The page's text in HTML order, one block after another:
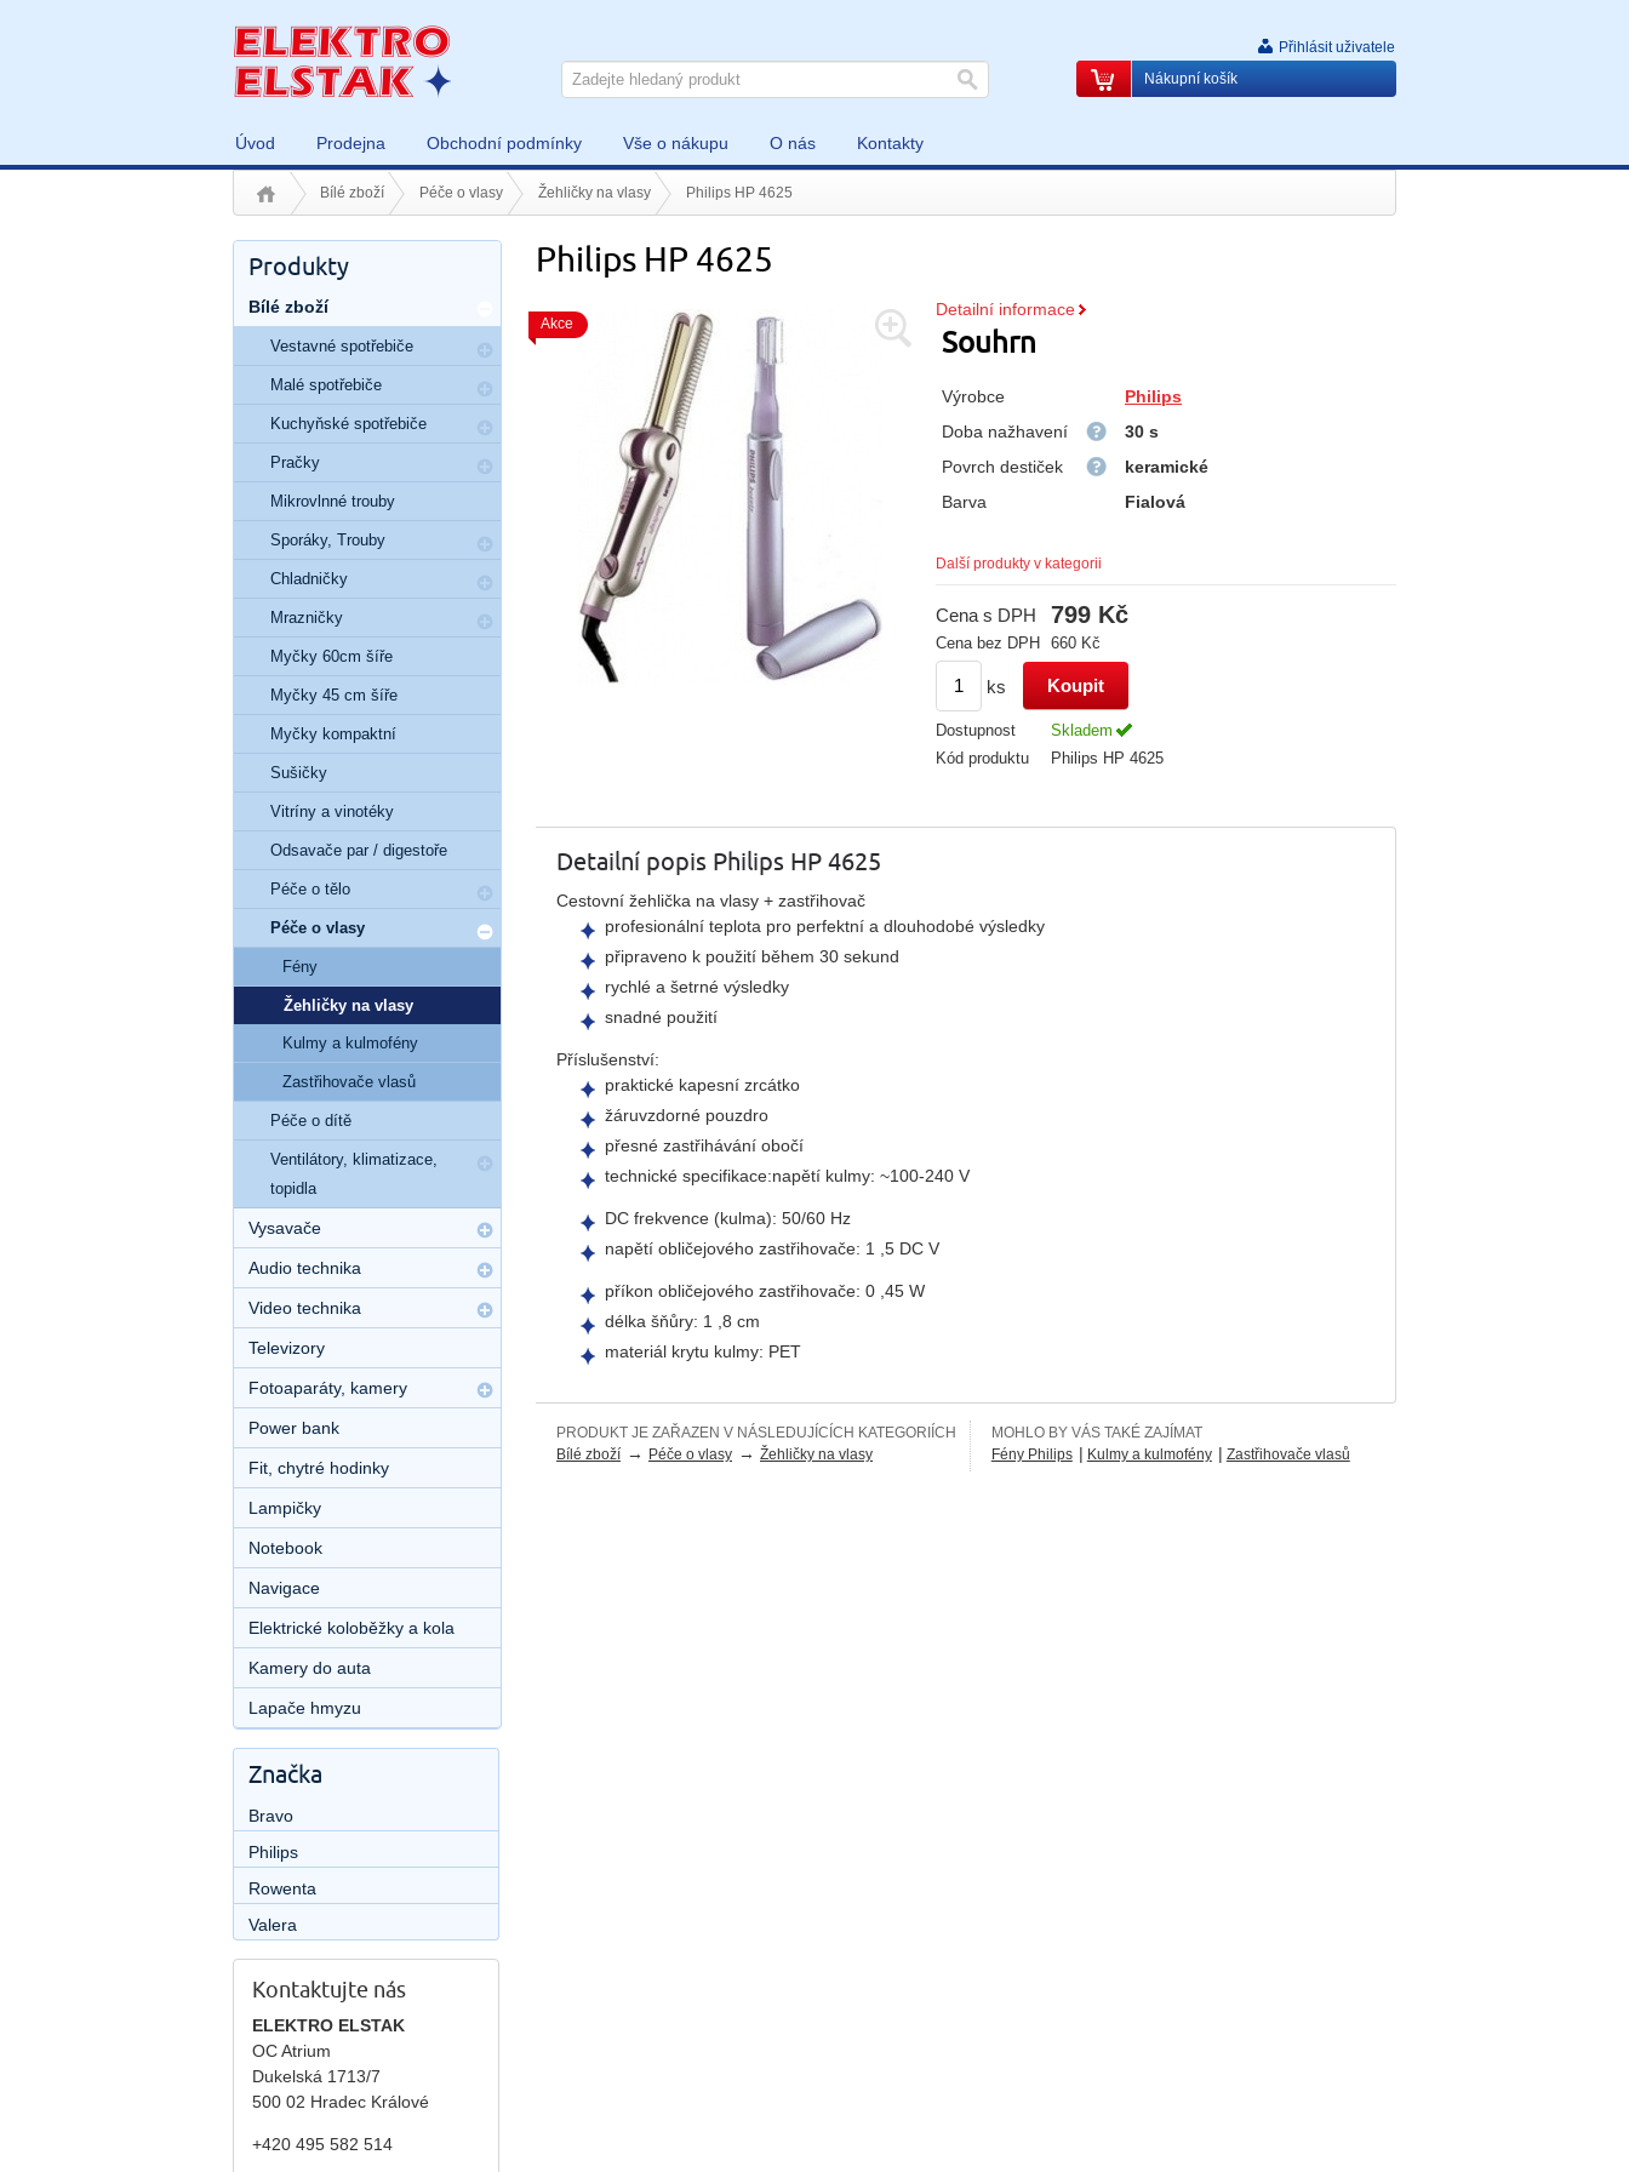
Úvod Prodejna Obchodní podmínky Vše o nákupu O nás Kontakty
Přihlásit uživatele
Nákupní košík
Bílé zboží Péče o vlasy Žehličky na vlasy Philips HP 4625
Philips HP 4625
Akce
Detailní informace
Souhrn
Výrobce
Philips
Doba nažhavení
30 s
Povrch destiček
keramické
Barva
Fialová
Další produkty v kategorii
Cena s DPH 799 Kč
Cena bez DPH 660 Kč
ks
Dostupnost
Skladem
Kód produktu
Philips HP 4625
Detailní popis Philips HP 4625
Cestovní žehlička na vlasy + zastřihovač
profesionální teplota pro perfektní a dlouhodobé výsledky
připraveno k použití během 30 sekund
rychlé a šetrné výsledky
snadné použití
Příslušenství:
praktické kapesní zrcátko
žáruvzdorné pouzdro
přesné zastřihávání obočí
technické specifikace:napětí kulmy: ~100-240 V
DC frekvence (kulma): 50/60 Hz
napětí obličejového zastřihovače: 1 ,5 DC V
příkon obličejového zastřihovače: 0 ,45 W
délka šňůry: 1 ,8 cm
materiál krytu kulmy: PET
PRODUKT JE ZAŘAZEN V NÁSLEDUJÍCÍCH KATEGORIÍCH
Bílé zboží → Péče o vlasy → Žehličky na vlasy
MOHLO BY VÁS TAKÉ ZAJÍMAT
Fény Philips | Kulmy a kulmofény | Zastřihovače vlasů
Produkty
Bílé zboží
Vestavné spotřebiče
Malé spotřebiče
Kuchyňské spotřebiče
Pračky
Mikrovlnné trouby
Sporáky, Trouby
Chladničky
Mrazničky
Myčky 60cm šíře
Myčky 45 cm šíře
Myčky kompaktní
Sušičky
Vitríny a vinotéky
Odsavače par / digestoře
Péče o tělo
Péče o vlasy
Fény
Žehličky na vlasy
Kulmy a kulmofény
Zastřihovače vlasů
Péče o dítě
Ventilátory, klimatizace,
topidla
Vysavače
Audio technika
Video technika
Televizory
Fotoaparáty, kamery
Power bank
Fit, chytré hodinky
Lampičky
Notebook
Navigace
Elektrické koloběžky a kola
Kamery do auta
Lapače hmyzu
Značka
Bravo
Philips
Rowenta
Valera
Kontaktujte nás
ELEKTRO ELSTAK
OC Atrium
Dukelská 1713/7
500 02 Hradec Králové
+420 495 582 514